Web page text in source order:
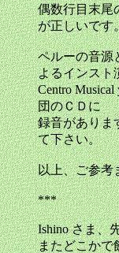
偶数行目末尾
が正しいです
ペルーの音源
よるインスト
Centro Musical
団のＣＤに
録音がありま
て下さい。
以上、ご参考
***
Ishino さま、
またどこかで